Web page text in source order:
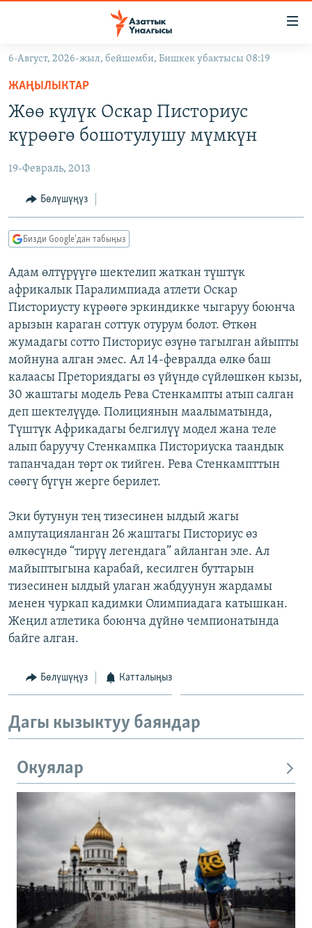
Навигацияга
өтүңүз
Издөөгө
салыңызКЫРГЫЗСТАН
ЭКОНОМИКА
МАДАНИЯТ
БОРБОР АЗИЯ
УКРАИНА
АТАЙЫН ИЛИКТӨӨ
ТВ ПРОГРАММАЛАР
ЭКСПЕРТТЕР ТАЛДАЙТ
БИЗ ЖАНА ДҮЙНӨ
ДАНИСТЕ
ЭЖЕ-СИҢДИЛЕР
АЗАТТЫК+
ЫҢГАЙСЫЗ СУРООЛОР
ӨЗГӨЧӨ ПИКИР
Русский
ОНЛАЙН ШЕРИНЕ
ЭЕ/АРнун бардык сайттары
6-Август, 2026-жыл, бейшемби, Бишкек убактысы 08:19
ЖАҢЫЛЫКТАР
Жөө күлүк Оскар Писториус
күрөөгө бошотулушу мүмкүн
19-Февраль, 2013
Бөлүшүңүз
Бизди Google'дан табыңыз
Адам өлтүрүүгө шектелип жаткан түштүк
африкалык Паралимпиада атлети Оскар
Писториусту күрөөгө эркиндикке чыгаруу боюнча
арызын караган соттук отурум болот. Өткөн
жумадагы сотто Писториус өзүнө тагылган айыпты
мойнуна алган эмес. Ал 14-февралда өлкө баш
калаасы Преториядагы өз үйүндө сүйлөшкөн кызы,
30 жаштагы модель Рева Стенкампты атып салган
деп шектелүүдө. Полициянын маалыматында,
Түштүк Африкадагы белгилүү модел жана теле
алып баруучу Стенкампка Писториуска таандык
тапанчадан төрт ок тийген. Рева Стенкампттын
сөөгү бүгүн жерге берилет.
Эки бутунун тең тизесинен ылдый жагы
ампутацияланган 26 жаштагы Писториус өз
өлкөсүндө “тирүү легендага” айланган эле. Ал
майыптыгына карабай, кесилген буттарын
тизесинен ылдый улаган жабдуунун жардамы
менен чуркап кадимки Олимпиадага катышкан.
Жеңил атлетика боюнча дүйнө чемпионатында
байге алган.
Бөлүшүңүз Катталыңыз
Дагы кызыктуу баяндар
Окуялар